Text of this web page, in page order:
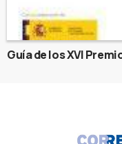
Guía de los XVI